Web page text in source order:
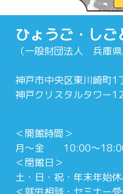
ひょうご・しご
（一般財団法人 兵庫県
神戸市中央区東川崎町1
神戸クリスタルタワー
＜開館時間＞
月～金 10:00～
＜閉館日＞
土・日・祝・年末年始